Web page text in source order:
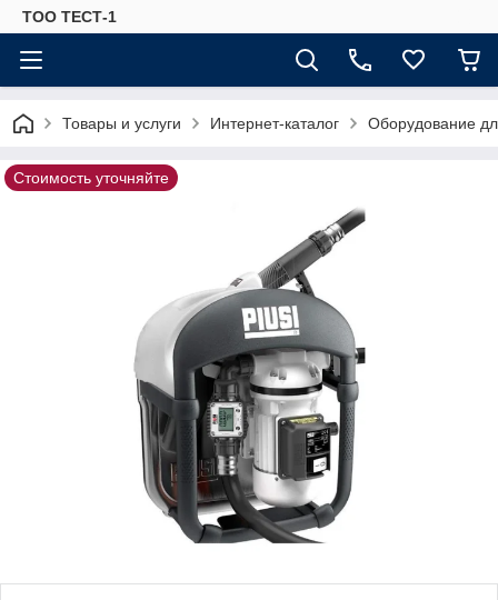
ТОО ТЕСТ-1
Товары и услуги Интернет-каталог Оборудование
Стоимость уточняйте